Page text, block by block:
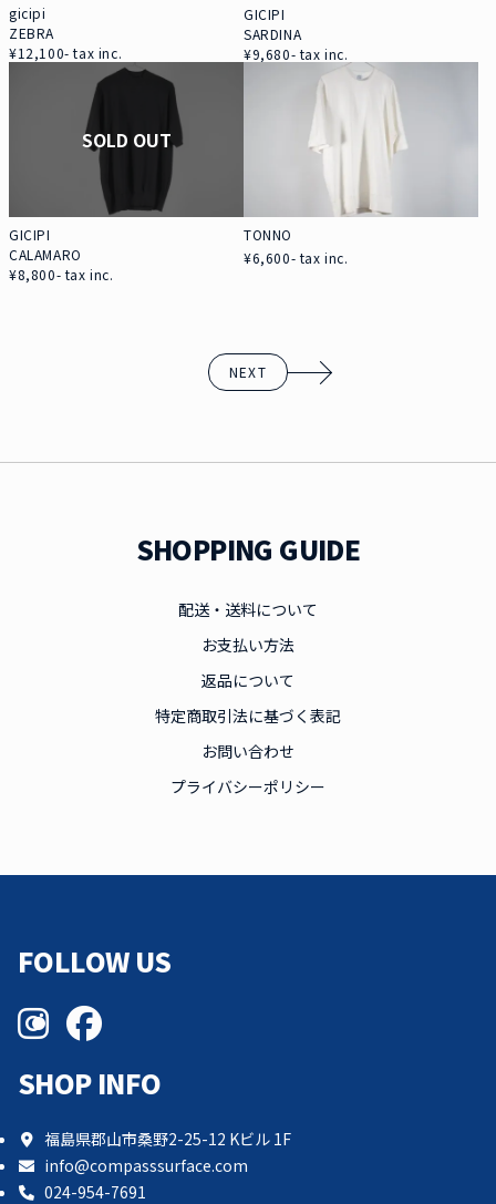
gicipi
ZEBRA
¥12,100- tax inc.
GICIPI
SARDINA
¥9,680- tax inc.
SOLD OUT
GICIPI
CALAMARO
¥8,800- tax inc.
TONNO
¥6,600- tax inc.
NEXT
SHOPPING GUIDE
配送・送料について
お支払い方法
返品について
特定商取引法に基づく表記
お問い合わせ
プライバシーポリシー
FOLLOW US
SHOP INFO
福島県郡山市桑野2-25-12 Kビル 1F
info@compasssurface.com
024-954-7691